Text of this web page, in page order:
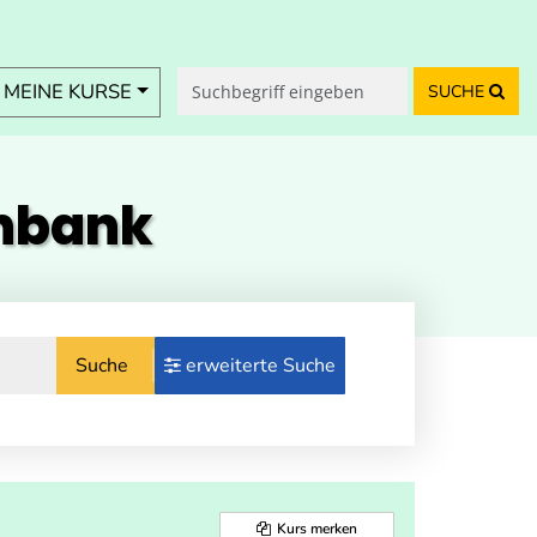
KURSE SUCHE
Suche erweiterte Suche
Kurs merken